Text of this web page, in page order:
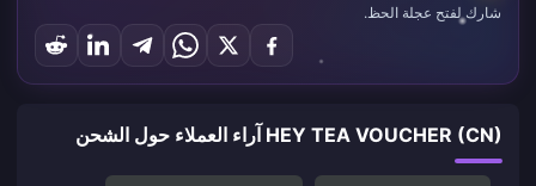
شارك لفتح عجلة الحظ.
HEY TEA VOUCHER (CN) آراء العملاء حول الشحن